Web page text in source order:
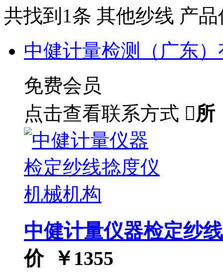
共找到 1条 其他纱线 产
中健计量检测（广东
免费会员
点击查看联系方式 所
中健计量仪器检定纱
价 ￥ 1355